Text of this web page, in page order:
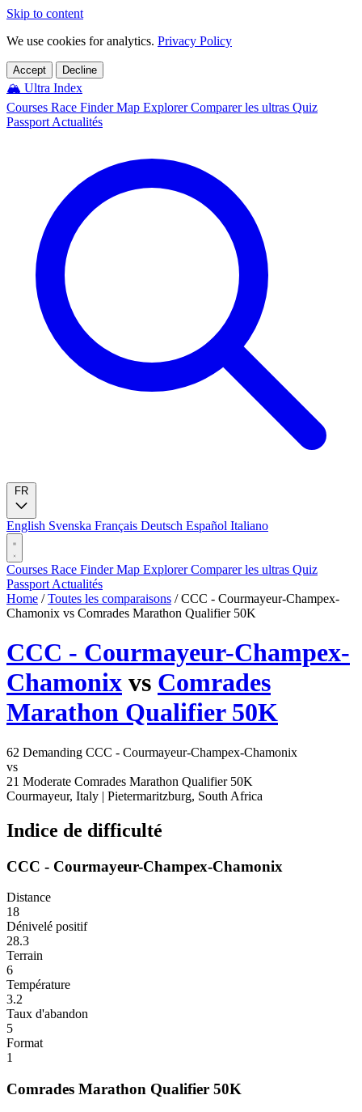
Skip to content
We use cookies for analytics. Privacy Policy
Accept Decline
🏔️ Ultra Index
Courses Race FinderMap ExplorerComparer les ultras Quiz
Passport Actualités
English Svenska Français Deutsch Español Italiano
Courses Race FinderMap ExplorerComparer les ultras Quiz
Passport Actualités
Home / Toutes les comparaisons / CCC - Courmayeur-Champex-
Chamonix vs Comrades Marathon Qualifier 50K
CCC - Courmayeur-Champex-
Chamonix vs Comrades
Marathon Qualifier 50K
62 Demanding CCC - Courmayeur-Champex-Chamonix
vs
21 Moderate Comrades Marathon Qualifier 50K
Courmayeur, Italy | Pietermaritzburg, South Africa
Indice de difficulté
CCC - Courmayeur-Champex-Chamonix
Distance
18
Dénivelé positif
28.3
Terrain
6
Température
3.2
Taux d'abandon
5
Format
1
Comrades Marathon Qualifier 50K